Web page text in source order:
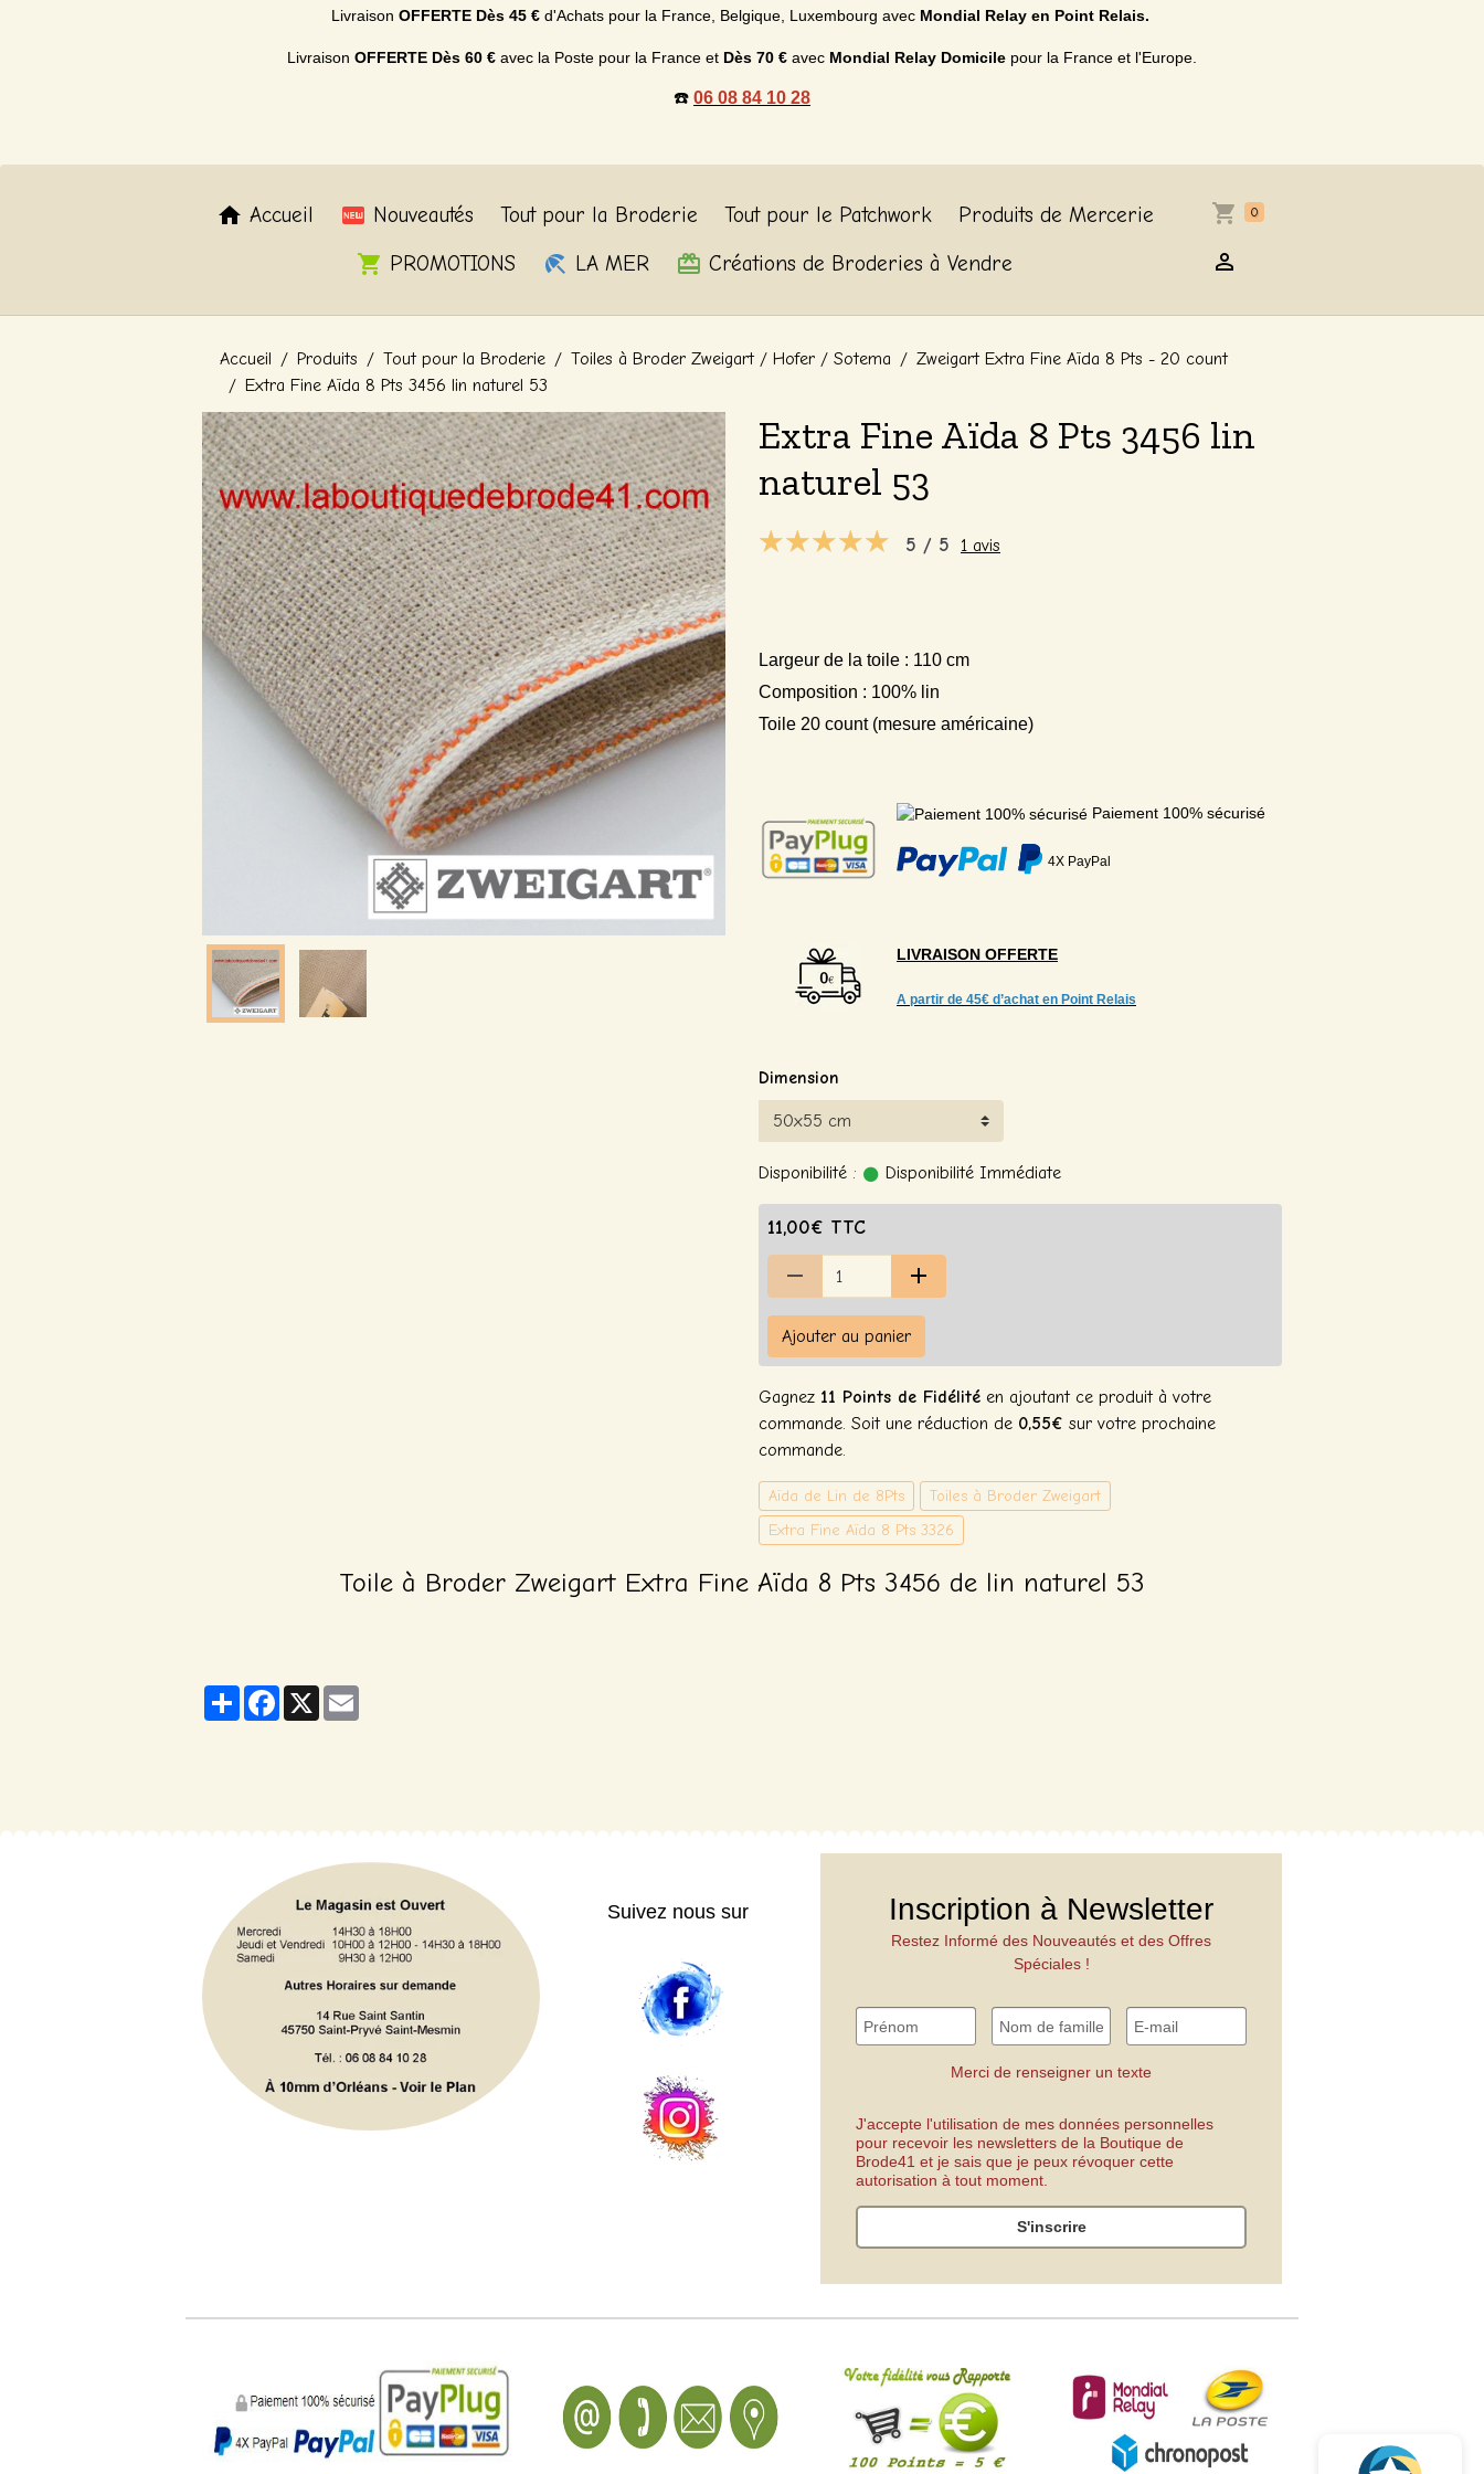
Livraison OFFERTE Dès 45 €d'Achats pour la France, Belgique, Luxembourg avec Mondial Relay en Point Relais.
Livraison OFFERTE Dès 60 € avec la Poste pour la France et Dès 70 € avec Mondial Relay Domicile pour la France et l'Europe.
☎️ 06 08 84 10 28
Accueil Nouveautés Tout pour la Broderie Tout pour le Patchwork
Produits de Mercerie
PROMOTIONS
LA MER Créations de Broderies à Vendre
0
Accueil Produits Tout pour la Broderie Toiles à Broder Zweigart / Hofer / Sotema
Zweigart Extra Fine Aïda 8 Pts - 20 count
Extra Fine Aïda 8 Pts 3456 lin naturel 53
Extra Fine Aïda 8 Pts 3456 lin
naturel 53
5 / 5 1 avis
Largeur de la toile : 110 cm
Composition : 100% lin
Toile 20 count (mesure américaine)
Paiement 100% sécurisé
4X PayPal
LIVRAISON OFFERTE
A partir de 45€ d’achat en Point Relais
Dimension
Disponibilité : Disponibilité Immédiate
11,00€ TTC
Ajouter au panier
Gagnez 11 Points de Fidélité en ajoutant ce produit à votre
commande. Soit une réduction de 0,55€ sur votre prochaine
commande.
Aïda de Lin de 8Pts
Toiles à Broder Zweigart
Extra Fine Aïda 8 Pts 3326
Toile à Broder Zweigart Extra Fine Aïda 8 Pts 3456 de lin naturel 53
PartagerFacebook
X
Suivez nous sur Inscription à Newsletter
Restez Informé des Nouveautés et des Offres
Spéciales !
Merci de renseigner un texte
J'accepte l'utilisation de mes données personnelles
pour recevoir les newsletters de la Boutique de
Brode41 et je sais que je peux révoquer cette
autorisation à tout moment.
S'inscrire